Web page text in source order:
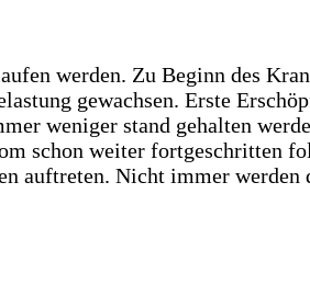
werden. Zu Beginn des
gewachsen. Erste
weniger stand gehalten
schon weiter fortgeschritten
auftreten. Nicht immer